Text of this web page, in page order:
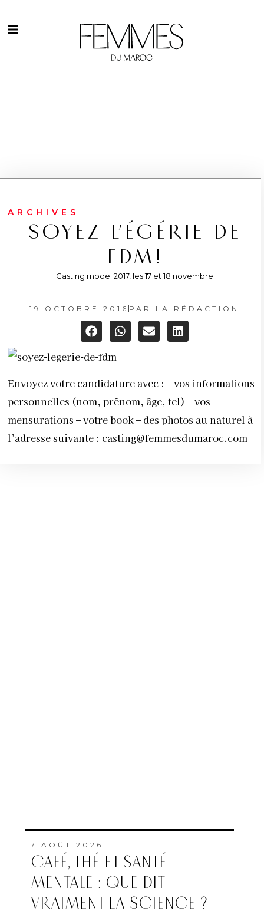
ARCHIVES
SOYEZ L’ÉGÉRIE DE
FDM!
Casting model 2017, les 17 et 18 novembre
19 OCTOBRE 2016 PAR LA RÉDACTION
Envoyez votre candidature avec : – vos informations
personnelles (nom, prénom, âge, tel) – vos
mensurations – votre book – des photos au naturel à
l’adresse suivante : casting@femmesdumaroc.com
7 AOÛT 2026
CAFÉ, THÉ ET SANTÉ
MENTALE : QUE DIT
VRAIMENT LA SCIENCE ?